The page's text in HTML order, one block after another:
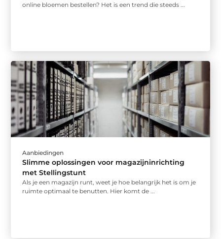
online bloemen bestellen? Het is een trend die steeds ...
Aanbiedingen
Slimme oplossingen voor magazijninrichting
met Stellingstunt
Als je een magazijn runt, weet je hoe belangrijk het is om je
ruimte optimaal te benutten. Hier komt de ...